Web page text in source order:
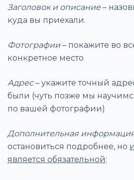
Заголовок и описание–
куда вы приехали.
Фотографии– покажите во
конкретное место
Адрес– укажите точный
были (чуть позже мы
по вашей фотографии)
Дополнительная
остановиться подробнее, но
является обязательной: